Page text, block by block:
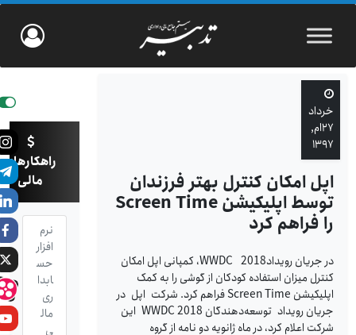
خرداد
۲۷ام,
۱۳۹۷
اپل امکان کنترل بهتر فرزندان
توسط اپلیکیشن Screen Time
را فراهم کرد
در جریان رویداد2018 WWDC، کمپانی اپل امکان
کنترل میزان استفاده کودکان از گوشی را به کمک
اپلیکیشن Screen Time فراهم کرد. شرکت اپل در
جریان رویداد توسعه‌دهندگان WWDC 2018 این
شرکت اعلام کرد، در ماه ژانویه دو نامه از گروه
راهکارهای
مالی
نرم
افزار
حس
ابدا
ری
مال
ی